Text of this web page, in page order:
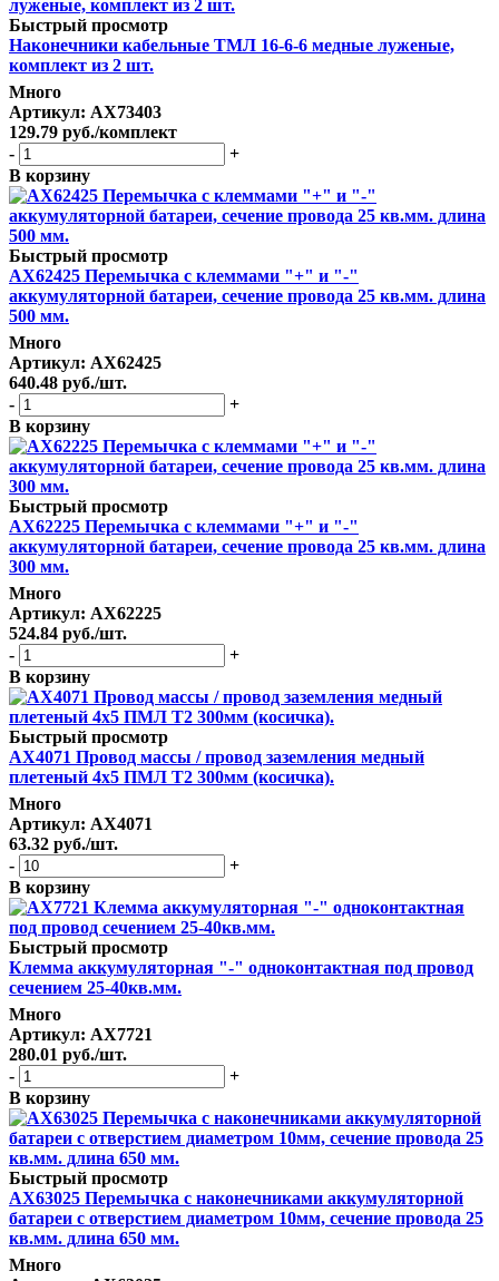
Быстрый просмотр
Наконечники кабельные ТМЛ 16-6-6 медные луженые,
комплект из 2 шт.
Много
Артикул: AX73403
129.79 руб./комплект
-
+
В корзину
Быстрый просмотр
AX62425 Перемычка с клеммами "+" и "-"
аккумуляторной батареи, сечение провода 25 кв.мм. длина
500 мм.
Много
Артикул: AX62425
640.48 руб./шт.
-
+
В корзину
Быстрый просмотр
AX62225 Перемычка с клеммами "+" и "-"
аккумуляторной батареи, сечение провода 25 кв.мм. длина
300 мм.
Много
Артикул: AX62225
524.84 руб./шт.
-
+
В корзину
Быстрый просмотр
AX4071 Провод массы / провод заземления медный
плетеный 4х5 ПМЛ Т2 300мм (косичка).
Много
Артикул: AX4071
63.32 руб./шт.
-
+
В корзину
Быстрый просмотр
Клемма аккумуляторная "-" одноконтактная под провод
сечением 25-40кв.мм.
Много
Артикул: AX7721
280.01 руб./шт.
-
+
В корзину
Быстрый просмотр
AX63025 Перемычка с наконечниками аккумуляторной
батареи с отверстием диаметром 10мм, сечение провода 25
кв.мм. длина 650 мм.
Много